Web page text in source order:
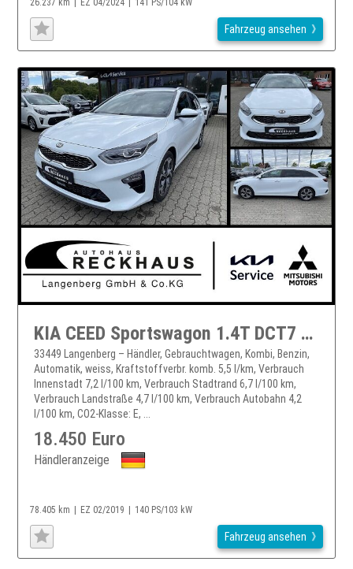
26.237 km EZ 04/2024 141 PS/104 kW
Fahrzeug ansehen
KIA CEED Sportswagon 1.4T DCT7 SPIRIT AHK ALLW. TECH Ceed Sportswagon
33449 Langenberg – Händler, Gebrauchtwagen, Kombi, Benzin,
Automatik, weiss, Kraftstoffverbr. komb. 5,5 l/km, Verbrauch
Innenstadt 7,2 l/100 km, Verbrauch Stadtrand 6,7 l/100 km,
Verbrauch Landstraße 4,7 l/100 km, Verbrauch Autobahn 4,2
l/100 km, CO2-Klasse: E, ...
18.450 Euro
Händleranzeige
78.405 km EZ 02/2019 140 PS/103 kW
Fahrzeug ansehen